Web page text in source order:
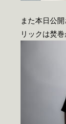
また本日公
リックは焚